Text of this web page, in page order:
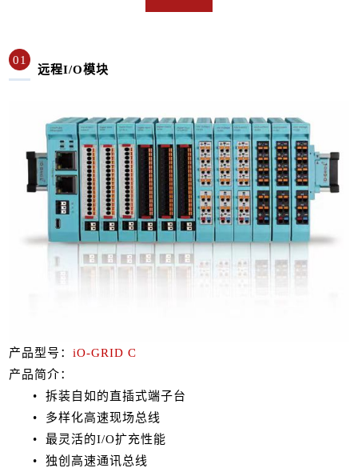
01
远程I/O模块
产品型号：iO-GRID C
产品简介：
• 拆装自如的直插式端子台
• 多样化高速现场总线
• 最灵活的I/O扩充性能
• 独创高速通讯总线